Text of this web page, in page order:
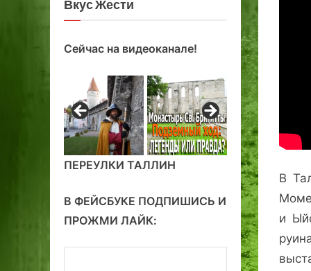
В
и
Вкус Жести
Сейчас на видеоканале!
ПЕРЕУЛКИ ТАЛЛИН
В ФЕЙСБУКЕ ПОДПИШИСЬ И
ПРОЖМИ ЛАЙК: